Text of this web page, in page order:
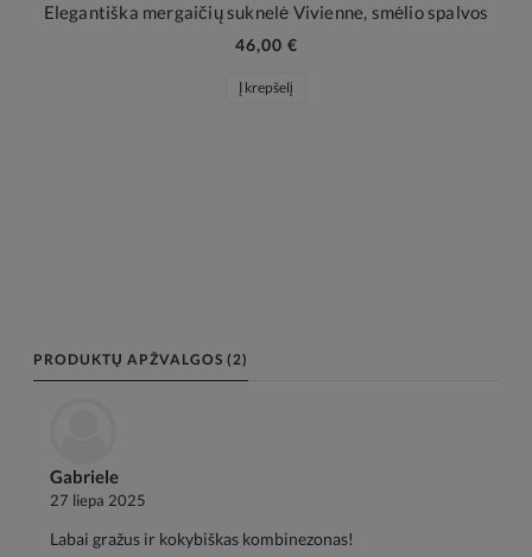
Elegantiška mergaičių suknelė Vivienne, smėlio spalvos
46,00 €
Į krepšelį
PRODUKTŲ APŽVALGOS (2)
Gabriele
27 liepa 2025
Labai gražus ir kokybiškas kombinezonas!